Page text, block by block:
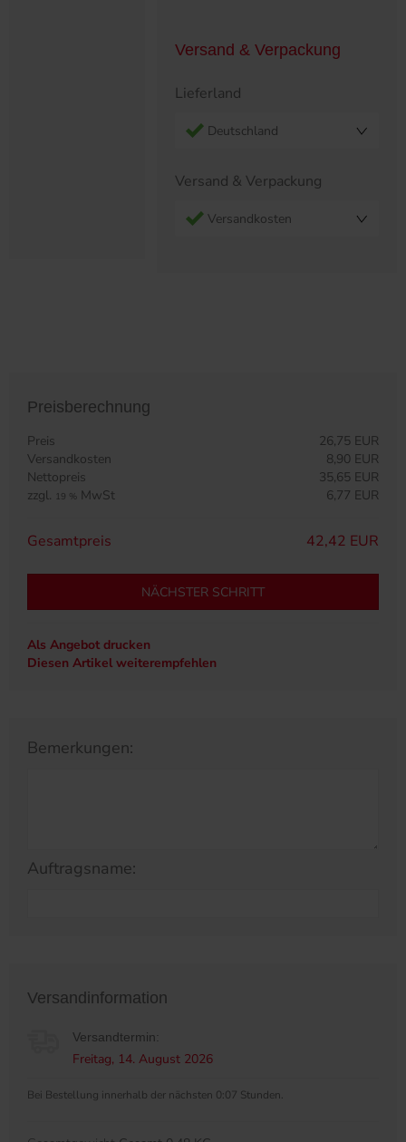
Versand & Verpackung
Lieferland
Deutschland
Versand & Verpackung
Versandkosten
Preisberechnung
Preis
26,75 EUR
Versandkosten
8,90 EUR
Nettopreis
35,65 EUR
zzgl. 19 % MwSt 6,77 EUR
Gesamtpreis 42,42 EUR
NÄCHSTER SCHRITT
Als Angebot drucken
Diesen Artikel weiterempfehlen
Bemerkungen:
Auftragsname:
Versandinformation
Versandtermin:
Freitag, 14. August 2026
Bei Bestellung innerhalb der nächsten 0:07 Stunden.